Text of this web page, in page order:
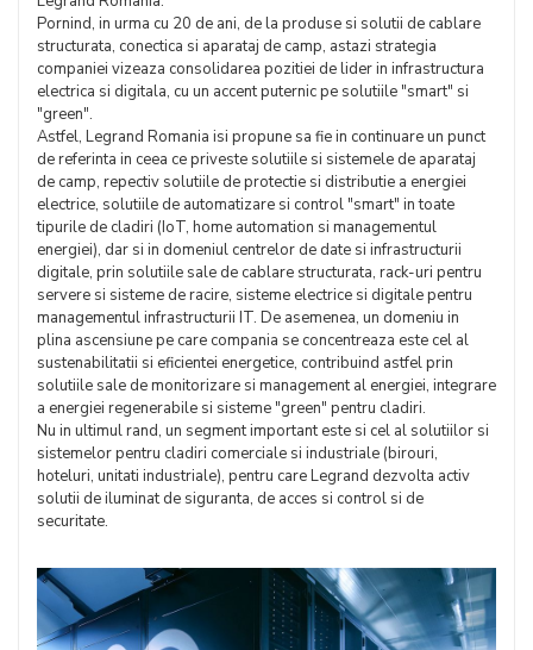
Pornind, in urma cu 20 de ani, de la produse si solutii de cablare
structurata, conectica si aparataj de camp, astazi strategia
companiei vizeaza consolidarea pozitiei de lider in infrastructura
electrica si digitala, cu un accent puternic pe solutiile "smart" si
"green".
Astfel, Legrand Romania isi propune sa fie in continuare un punct
de referinta in ceea ce priveste solutiile si sistemele de aparataj
de camp, repectiv solutiile de protectie si distributie a energiei
electrice, solutiile de automatizare si control "smart" in toate
tipurile de cladiri (IoT, home automation si managementul
energiei), dar si in domeniul centrelor de date si infrastructurii
digitale, prin solutiile sale de cablare structurata, rack-uri pentru
servere si sisteme de racire, sisteme electrice si digitale pentru
managementul infrastructurii IT. De asemenea, un domeniu in
plina ascensiune pe care compania se concentreaza este cel al
sustenabilitatii si eficientei energetice, contribuind astfel prin
solutiile sale de monitorizare si management al energiei, integrare
a energiei regenerabile si sisteme "green" pentru cladiri.
Nu in ultimul rand, un segment important este si cel al solutiilor si
sistemelor pentru cladiri comerciale si industriale (birouri,
hoteluri, unitati industriale), pentru care Legrand dezvolta activ
solutii de iluminat de siguranta, de acces si control si de
securitate.